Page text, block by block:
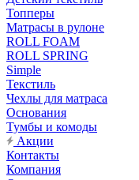
Топперы
Матрасы в рулоне
ROLL FOAM
ROLL SPRING
Simple
Текстиль
Чехлы для матраса
Основания
Тумбы и комоды
Акции
Контакты
Компания